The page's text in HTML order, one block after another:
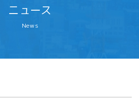
ニュース
News